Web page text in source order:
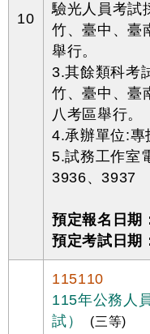
10
驗光人員考試
竹、臺中、臺
舉行。
3.其餘類科考
竹、臺中、臺
八考區舉行。
4.承辦單位:專
5.試務工作室
3936、3937
預定報名日期
預定考試日期
115110
115年公務人
試）
(三等)